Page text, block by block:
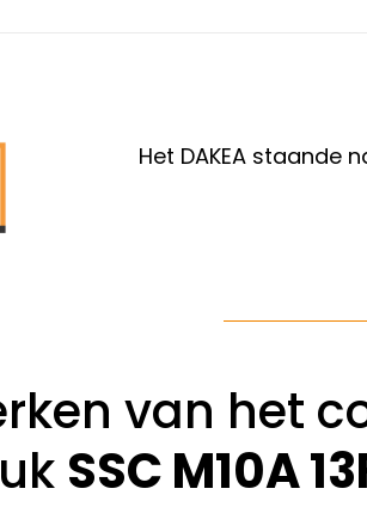
Het DAKEA staande
van het
SSC M10A